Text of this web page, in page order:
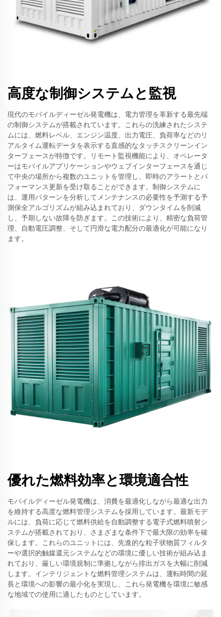
高度な制御システムと監視
現代のモバイルディーゼル発電機は、電力管理を革新する最先端
の制御システムが搭載されています。これらの洗練されたシステ
ムには、燃料レベル、エンジン温度、出力電圧、負荷率などのリ
アルタイム運転データを表示する直感的なタッチスクリーンイン
ターフェースが特徴です。リモート監視機能により、オペレータ
ーはモバイルアプリケーションやウェブインターフェースを通じ
て中央の場所から複数のユニットを管理し、即時のアラートとパ
フォーマンス更新を受け取ることができます。制御システムに
は、運用パターンを分析してメンテナンスの必要性を予測する予
測保全アルゴリズムが組み込まれており、ダウンタイムを削減
し、予期しない故障を防ぎます。この技術により、精密な負荷管
理、自動電圧調整、そして円滑な電力配分の最適化が可能になり
ます。
優れた燃料効率と環境適合性
モバイルディーゼル発電機は、消費を最適化しながら最適な出力
を維持する高度な燃料管理システムを採用しています。最新モデ
ルには、負荷に応じて燃料供給を自動調整する電子式燃料噴射シ
ステムが搭載されており、さまざまな条件下で最大限の効率を確
保します。これらのユニットには、先進的な粒子状物質フィルタ
ーや選択的触媒還元システムなどの環境に優しい技術が組み込ま
れており、厳しい環境規制に準拠しながら排出ガスを大幅に削減
します。インテリジェントな燃料管理システムは、運転時間の延
長と環境への影響の最小化を実現し、これら発電機を環境に敏感
な地域での使用に適したものとしています。